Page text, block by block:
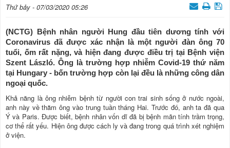
Thứ bảy - 07/03/2020 05:26
(NCTG) Bệnh nhân người Hung đầu tiên dương tính với
Coronavirus đã được xác nhận là một người đàn ông 70
tuổi, ốm rất nặng, và hiện đang được điều trị tại Bệnh viện
Szent László. Ông là trường hợp nhiễm Covid-19 thứ năm
tại Hungary - bốn trường hợp còn lại đều là những công dân
ngoại quốc.
Khả năng là ông nhiễm bệnh từ người con trai sinh sống ở nước ngoài,
anh này về thăm ông vào trung tuần tháng Hai. Trước đó, anh ta đã qua
Ý và Paris. Được biết, bệnh nhân vốn dĩ đã bị bệnh mãn tính trầm trọng,
cơ thể rất yếu. Hiện ông được cách ly và đang trong quá trình xét nghiệm
ở viện.